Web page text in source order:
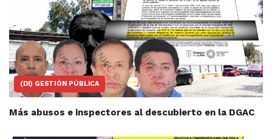
(DI) GESTIÓN PÚBLICA
Más abusos e inspectores al descubierto en la DGAC